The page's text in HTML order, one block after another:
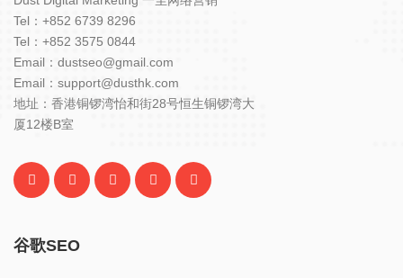
Tel：+852 6739 8296
Tel：+852 3575 0844
Email：dustseo@gmail.com
Email：support@dusthk.com
地址：香港铜锣湾怡和街28号恒生铜锣湾大
厦12楼B室
谷歌SEO